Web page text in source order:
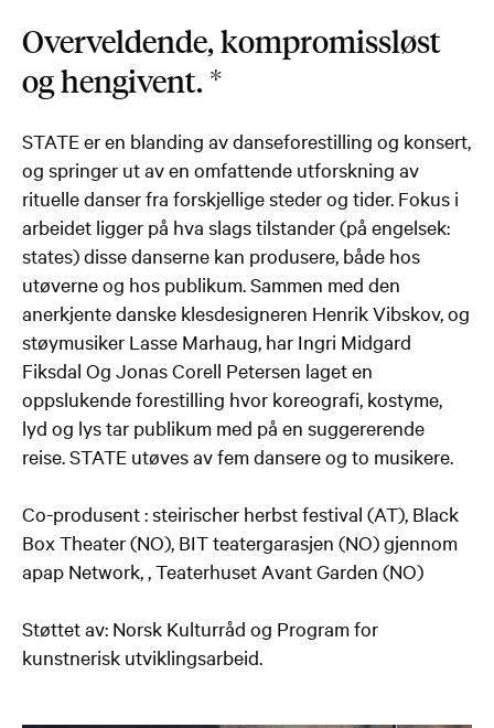
Overveldende, kompromissløst
og hengivent. *
STATE er en blanding av danseforestilling og konsert,
og springer ut av en omfattende utforskning av
rituelle danser fra forskjellige steder og tider. Fokus i
arbeidet ligger på hva slags tilstander (på engelsek:
states) disse danserne kan produsere, både hos
utøverne og hos publikum. Sammen med den
anerkjente danske klesdesigneren Henrik Vibskov, og
støymusiker Lasse Marhaug, har Ingri Midgard
Fiksdal Og Jonas Corell Petersen laget en
oppslukende forestilling hvor koreografi, kostyme,
lyd og lys tar publikum med på en suggererende
reise. STATE utøves av fem dansere og to musikere.
Co-produsent : steirischer herbst festival (AT), Black
Box Theater (NO), BIT teatergarasjen (NO) gjennom
apap Network, , Teaterhuset Avant Garden (NO)
Støttet av: Norsk Kulturråd og Program for
kunstnerisk utviklingsarbeid.